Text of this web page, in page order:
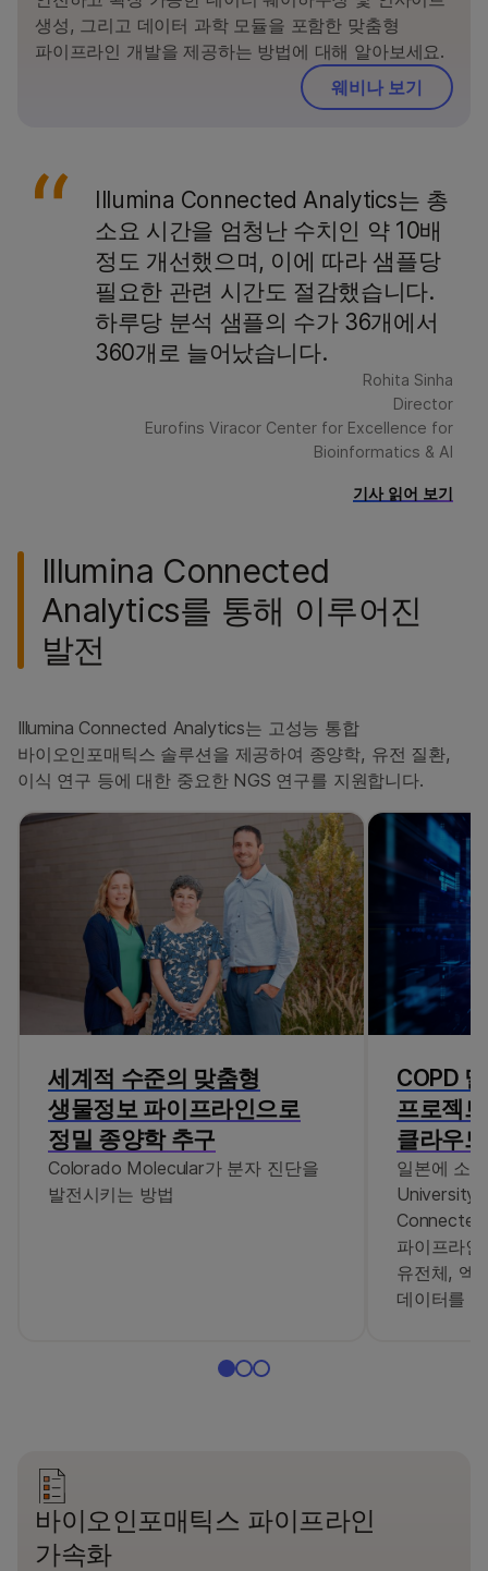
생성, 그리고 데이터 과학 모듈을 포함한 맞춤형
파이프라인 개발을 제공하는 방법에 대해 알아보세요.
웨비나 보기
Illumina Connected Analytics는 총
소요 시간을 엄청난 수치인 약 10배
정도 개선했으며, 이에 따라 샘플당
필요한 관련 시간도 절감했습니다.
하루당 분석 샘플의 수가 36개에서
360개로 늘어났습니다.
Rohita Sinha
Director
Eurofins Viracor Center for Excellence for
Bioinformatics & AI
기사 읽어 보기
Illumina Connected
Analytics를 통해 이루어진
발전
Illumina Connected Analytics는 고성능 통합
바이오인포매틱스 솔루션을 제공하여 종양학, 유전 질환,
이식 연구 등에 대한 중요한 NGS 연구를 지원합니다.
세계적 수준의 맞춤형
생물정보 파이프라인으로
정밀 종양학 추구
Colorado Molecular가 분자 진단을
발전시키는 방법
COPD
프로젝
클라우
일본에 소
University
파이프라
유전체, 엑
데이터를
바이오인포매틱스 파이프라인
가속화